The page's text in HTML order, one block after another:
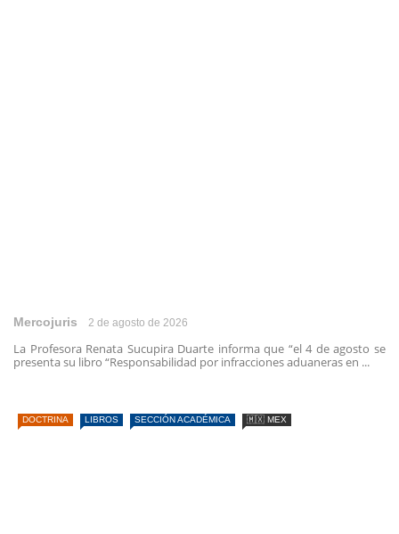
Mercojuris 2 de agosto de 2026
La Profesora Renata Sucupira Duarte informa que “el 4 de agosto se
presenta su libro “Responsabilidad por infracciones aduaneras en ...
DOCTRINA LIBROS SECCIÓN ACADÉMICA 🇲🇽 MEX